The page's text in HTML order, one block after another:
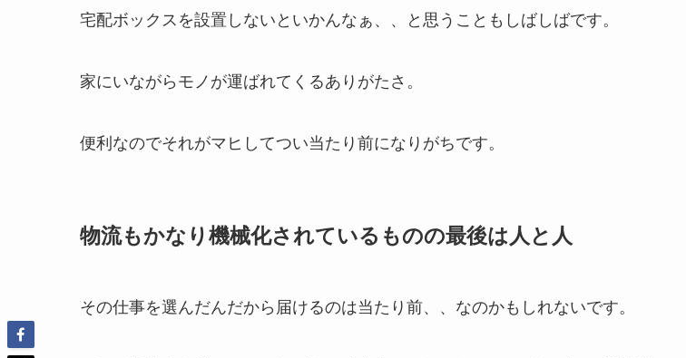
宅配ボックスを設置しないといかんなぁ、、と思うこともしばしばです。
家にいながらモノが運ばれてくるありがたさ。
便利なのでそれがマヒしてつい当たり前になりがちです。
物流もかなり機械化されているものの最後は人と人
その仕事を選んだんだから届けるのは当たり前、、なのかもしれないです。